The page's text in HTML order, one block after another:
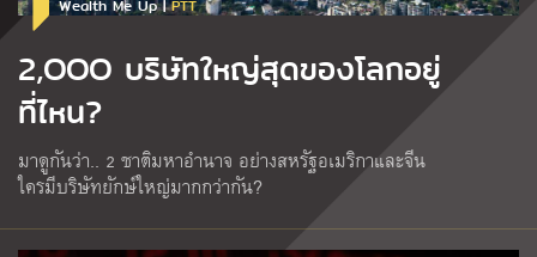
Wealth Me Up |PTT
2,OOO บริษัทใหญ่สุดของโลกอยู่
ที่ไหน?
มาดูกันว่า.. 2 ชาติมหาอำนาจ อย่างสหรัฐอเมริกาและจีน
ใครมีบริษัทยักษ์ใหญ่มากกว่ากัน?